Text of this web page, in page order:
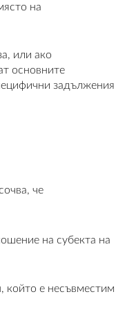
на
или ако
основните
задължения
че
на субекта на
който е несъвместим